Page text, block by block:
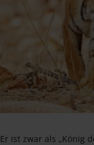
Er ist zwar als „König